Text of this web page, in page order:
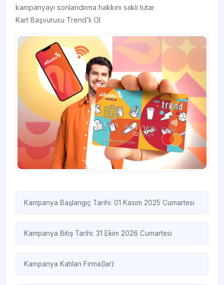
kampanyayı sonlandırma hakkını saklı tutar.
Kart Başvurusu Trend’li Ol
Kampanya Başlangıç Tarihi: 01 Kasım 2025 Cumartesi
Kampanya Bitiş Tarihi: 31 Ekim 2026 Cumartesi
Kampanya Katılan Firma(lar):